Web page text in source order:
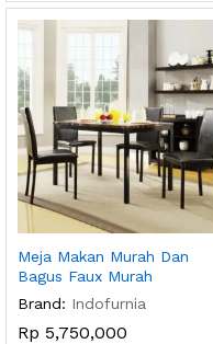
Meja Makan Murah Dan
Bagus Faux Murah
Brand: Indofurnia
Rp 5,750,000